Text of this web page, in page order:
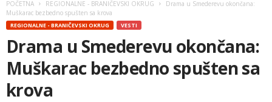
POČETNA REGIONALNE - BRANIČEVSKI OKRUG
Drama u Smederevu okončana:
Muškarac bezbedno spušten sa krova
REGIONALNE - BRANIČEVSKI OKRUG VESTI
Drama u Smederevu okončana:
Muškarac bezbedno spušten sa
krova